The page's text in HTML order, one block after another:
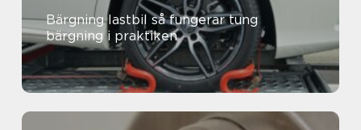
Bärgning lastbil så fungerar tung
bärgning i praktiken